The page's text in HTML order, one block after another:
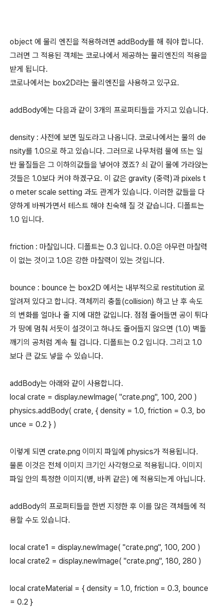
object 에 물리 엔진을 적용하려면 addBody를 해 줘야 합니다.
그러면 그 적용된 객체는 코로나에서 제공하는 물리엔진의 적용을
받게 됩니다.
코로나에서는 box2D라는 물리엔진을 사용하고 있구요.
addBody에는 다음과 같이 3개의 프로퍼티들을 가지고 있습니다.
density : 사전에 보면 밀도라고 나옵니다. 코로나에서는 물의 de
nsity를 1.0으로 하고 있습니다. 그러므로 나무처럼 물에 뜨는 일
반 물질들은 그 이하의값들을 넣어야 겠죠? 쇠 같이 물에 가라앉는
것들은 1.0보다 커야 하겠구요. 이 값은 gravity (중력)과 pixels t
o meter scale setting 과도 관계가 있습니다. 이러한 값들을 다
양하게 바꿔가면서 테스트 해야 친숙해 질 것 같습니다. 디폴트는
1.0 입니다.
friction : 마찰입니다. 디폴트는 0.3 입니다. 0.0은 아무런 마찰력
이 없는 것이고 1.0은 강한 마찰력이 있는 것입니다.
bounce : bounce 는 box2D 에서는 내부적으로 restitution 로
알려져 있다고 합니다. 객체끼리 충돌(collision) 하고 난 후 속도
의 변화를 얼마나 줄 지에 대한 값입니다. 점점 줄어들면 공이 튀다
가 땅에 멈춰 서듯이 설것이고 하나도 줄어들지 않으면 (1.0) 벽돌
깨기의 공처럼 계속 튈 겁니다. 디폴트는 0.2 입니다. 그리고 1.0
보다 큰 값도 넣을 수 있습니다.
addBody는 아래와 같이 사용합니다.
local crate = display.newImage( "crate.png", 100, 200 )
physics.addBody( crate, { density = 1.0, friction = 0.3, bo
unce = 0.2 } )
이렇게 되면 crate.png 이미지 파일에 physics가 적용됩니다.
물론 이것은 전체 이미지 크기인 사각형으로 적용됩니다. 이미지
파일 안의 특정한 이미지(병, 바퀴 같은) 에 적용되는게 아닙니다.
addBody의 프로퍼티들을 한번 지정한 후 이를 많은 객체들에 적
용할 수도 있습니다.
local crate1 = display.newImage( "crate.png", 100, 200 )
local crate2 = display.newImage( "crate.png", 180, 280 )
local crateMaterial = { density = 1.0, friction = 0.3, bounce
= 0.2 }